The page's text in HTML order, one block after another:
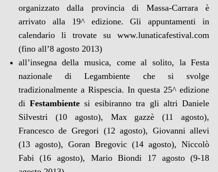
organizzato dalla provincia di Massa-Carrara è
arrivato alla 19^ edizione. Gli appuntamenti in
calendario li trovate su www.lunaticafestival.com
(fino all’8 agosto 2013)
all’insegna della musica, come al solito, la Festa
nazionale di Legambiente che si svolge
tradizionalmente a Rispescia. In questa 25^ edizione
diFestambiente si esibiranno tra gli altri Daniele
Silvestri (10 agosto), Max gazzè (11 agosto),
Francesco de Gregori (12 agosto), Giovanni allevi
(13 agosto), Goran Bregovic (14 agosto), Niccolò
Fabi (16 agosto), Mario Biondi 17 agosto (9-18